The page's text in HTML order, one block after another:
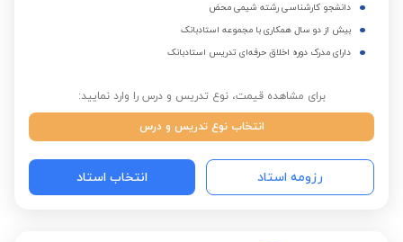
دانشجو کارشناسی رشته شیمی محض
بیش از دو سال همکاری با مجموعه استادبانک
دارای مدرک دوره اخلاق حرفه‌ای تدریس استادبانک
برای مشاهده قیمت، نوع تدریس و درس را وارد نمایید:
انتخاب نوع تدریس و درس
رزومه استاد انتخاب استاد